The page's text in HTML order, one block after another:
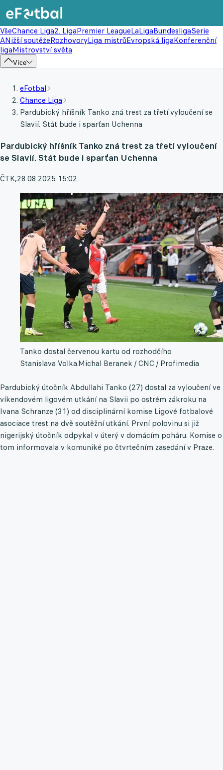
VšeChance Liga2. LigaPremier LeagueLaLigaBundesligaSerie
ANižší soutěžeRozhovoryLiga mistrůEvropská ligaKonferenční
ligaMistrovství světa
Více
eFotbal
Chance Liga
Pardubický hříšník Tanko zná trest za třetí vyloučení se
Slavií. Stát bude i sparťan Uchenna
Pardubický hříšník Tanko zná trest za třetí vyloučení
se Slavií. Stát bude i sparťan Uchenna
ČTK,28.08.2025 15:02
Tanko dostal červenou kartu od rozhodčího
Stanislava Volka.Michal Beranek / CNC / Profimedia
Pardubický útočník Abdullahi Tanko (27) dostal za vyloučení ve
víkendovém ligovém utkání na Slavii po ostrém zákroku na
Ivana Schranze (31) od disciplinární komise Ligové fotbalové
asociace trest na dvě soutěžní utkání. První polovinu si již
nigerijský útočník odpykal v úterý v domácím poháru. Komise o
tom informovala v komuniké po čtvrtečním zasedání v Praze.